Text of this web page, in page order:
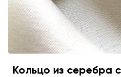
Кольцо из серебра